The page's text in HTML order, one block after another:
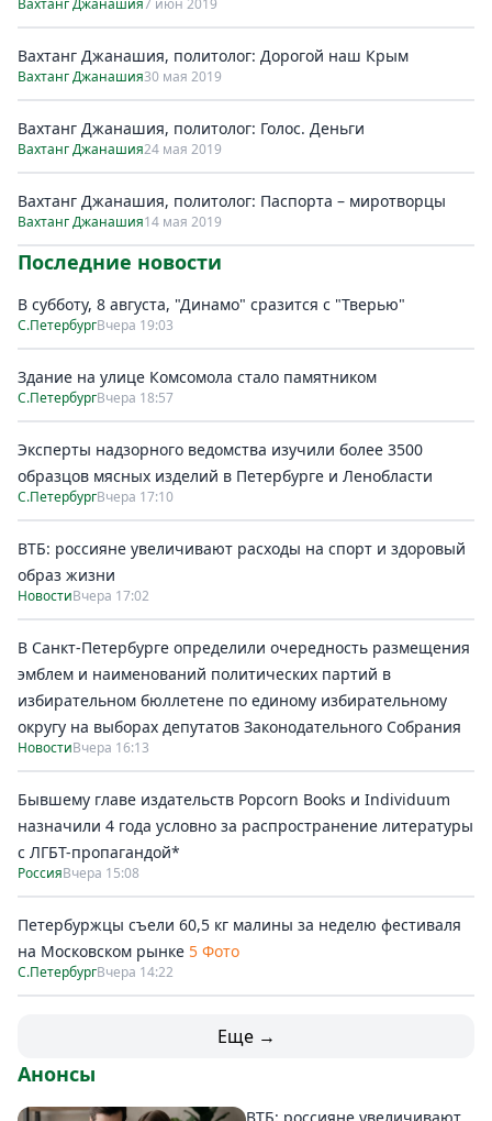
Вахтанг Джанашия7 июн 2019
Вахтанг Джанашия, политолог: Дорогой наш Крым
Вахтанг Джанашия30 мая 2019
Вахтанг Джанашия, политолог: Голос. Деньги
Вахтанг Джанашия24 мая 2019
Вахтанг Джанашия, политолог: Паспорта – миротворцы
Вахтанг Джанашия14 мая 2019
Последние новости
В субботу, 8 августа, "Динамо" сразится с "Тверью"
С.ПетербургВчера 19:03
Здание на улице Комсомола стало памятником
С.ПетербургВчера 18:57
Эксперты надзорного ведомства изучили более 3500
образцов мясных изделий в Петербурге и Ленобласти
С.ПетербургВчера 17:10
ВТБ: россияне увеличивают расходы на спорт и здоровый
образ жизни
НовостиВчера 17:02
В Санкт-Петербурге определили очередность размещения
эмблем и наименований политических партий в
избирательном бюллетене по единому избирательному
округу на выборах депутатов Законодательного Собрания
НовостиВчера 16:13
Бывшему главе издательств Popcorn Books и Individuum
назначили 4 года условно за распространение литературы
с ЛГБТ-пропагандой*
РоссияВчера 15:08
Петербуржцы съели 60,5 кг малины за неделю фестиваля
на Московском рынке 5 Фото
С.ПетербургВчера 14:22
Еще →
Анонсы